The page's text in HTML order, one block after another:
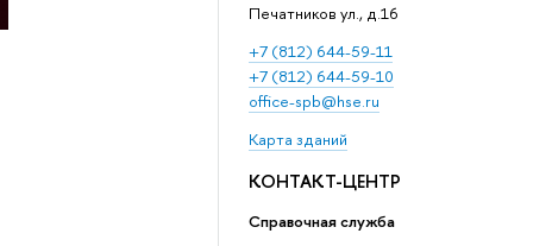
Печатников ул., д.16
+7 (812) 644-59-11
+7 (812) 644-59-10
office-spb@hse.ru
Карта зданий
КОНТАКТ-ЦЕНТР
Справочная служба